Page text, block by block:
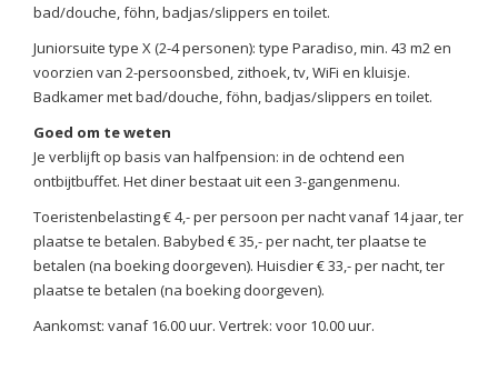
bad/douche, föhn, badjas/slippers en toilet.
Juniorsuite type X (2-4 personen): type Paradiso, min. 43 m2 en
voorzien van 2-persoonsbed, zithoek, tv, WiFi en kluisje.
Badkamer met bad/douche, föhn, badjas/slippers en toilet.
Goed om te weten
Je verblijft op basis van halfpension: in de ochtend een
ontbijtbuffet. Het diner bestaat uit een 3-gangenmenu.
Toeristenbelasting € 4,- per persoon per nacht vanaf 14 jaar, ter
plaatse te betalen. Babybed € 35,- per nacht, ter plaatse te
betalen (na boeking doorgeven). Huisdier € 33,- per nacht, ter
plaatse te betalen (na boeking doorgeven).
Aankomst: vanaf 16.00 uur. Vertrek: voor 10.00 uur.